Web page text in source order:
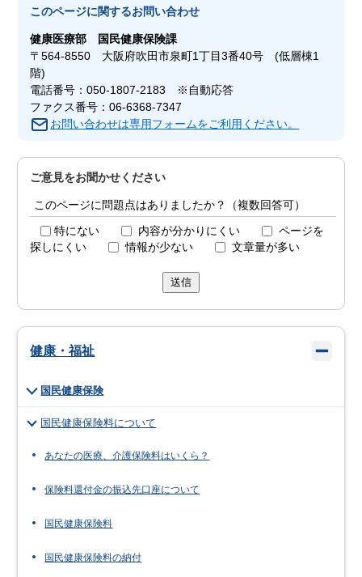
このページに関するお問い合わせ
健康医療部
国民健康保険課
〒564-8550 大阪府吹田市泉町1丁目3番40号 (低層棟1
階)
電話番号：050-1807-2183 ※自動応答
ファクス番号：06-6368-7347
お問い合わせは専用フォームをご利用ください。
ご意見をお聞かせください
このページに問題点はありましたか？（複数回答可）
特にない 内容が分かりにくい
ページを
探しにくい
情報が少ない 文章量が多い
送信
健康・福祉
国民健康保険
国民健康保険料について
あなたの医療、介護保険料はいくら？
保険料還付金の振込先口座について
国民健康保険料
国民健康保険料の納付